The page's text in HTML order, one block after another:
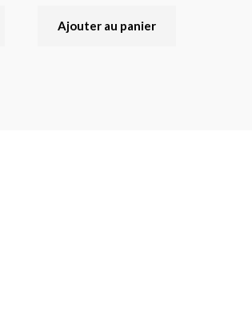
Ajouter au panier